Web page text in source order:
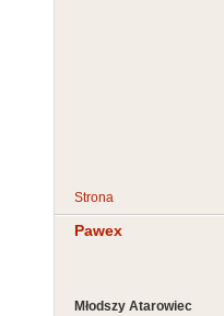
Strona
Pawex
Młodszy Atarowiec